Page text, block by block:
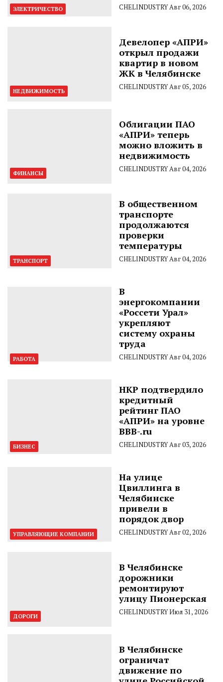
ЭЛЕКТРИЧЕСТВО CHELINDUSTRY Авг 06, 2026
НЕДВИЖИМОСТЬ
Девелопер «АПРИ»
открыл продажи
квартир в новом
ЖК в Челябинске
CHELINDUSTRY Авг 05, 2026
ФИНАНСЫ
Облигации ПАО
«АПРИ» теперь
можно вложить в
недвижимость
CHELINDUSTRY Авг 04, 2026
ТРАНСПОРТ
В общественном
транспорте
продолжаются
проверки
температуры
CHELINDUSTRY Авг 04, 2026
РАБОТА
В
энергокомпании
«Россети Урал»
укрепляют
систему охраны
труда
CHELINDUSTRY Авг 04, 2026
БИЗНЕС
НКР подтвердило
кредитный
рейтинг ПАО
«АПРИ» на уровне
BBB-.ru
CHELINDUSTRY Авг 03, 2026
УПРАВЛЯЮЩИЕ КОМПАНИИ
На улице
Цвиллинга в
Челябинске
привели в
порядок двор
CHELINDUSTRY Авг 02, 2026
ДОРОГИ
В Челябинске
дорожники
ремонтируют
улицу Пионерская
CHELINDUSTRYИюл 31, 2026
В Челябинске
ограничат
движение по